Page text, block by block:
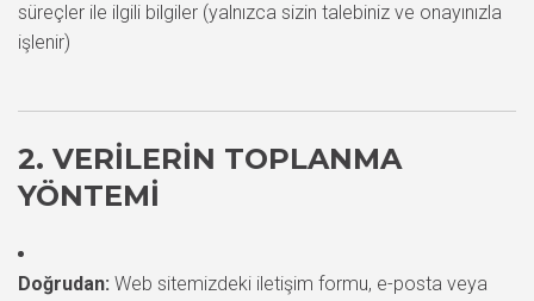
süreçler ile ilgili bilgiler (yalnızca sizin talebiniz ve onayınızla
işlenir)
2. VERILERIN TOPLANMA
YÖNTEMI
Doğrudan: Web sitemizdeki iletişim formu, e-posta veya